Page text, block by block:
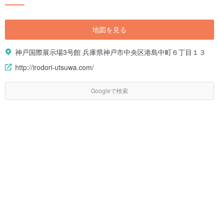
地図を見る
神戸国際展示場3号館 兵庫県神戸市中央区港島中町６丁目１３
http://irodori-utsuwa.com/
Googleで検索